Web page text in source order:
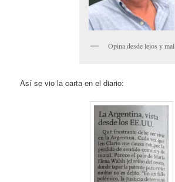
Opina desde lejos y mal
Así se vio la carta en el diario: